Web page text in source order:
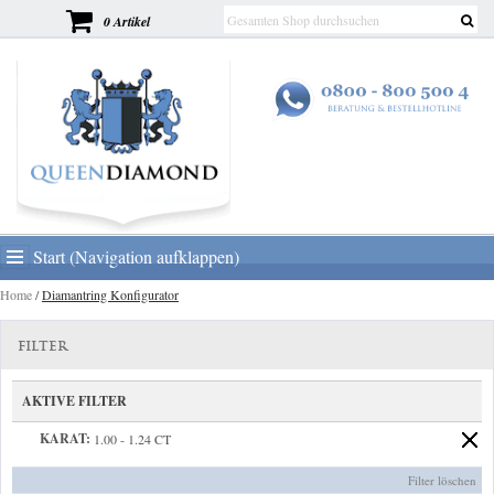
0 Artikel
Start (Navigation aufklappen)
Home/Diamantring Konfigurator
FILTER
AKTIVE FILTER
KARAT: 1.00 - 1.24 CT
Filter löschen